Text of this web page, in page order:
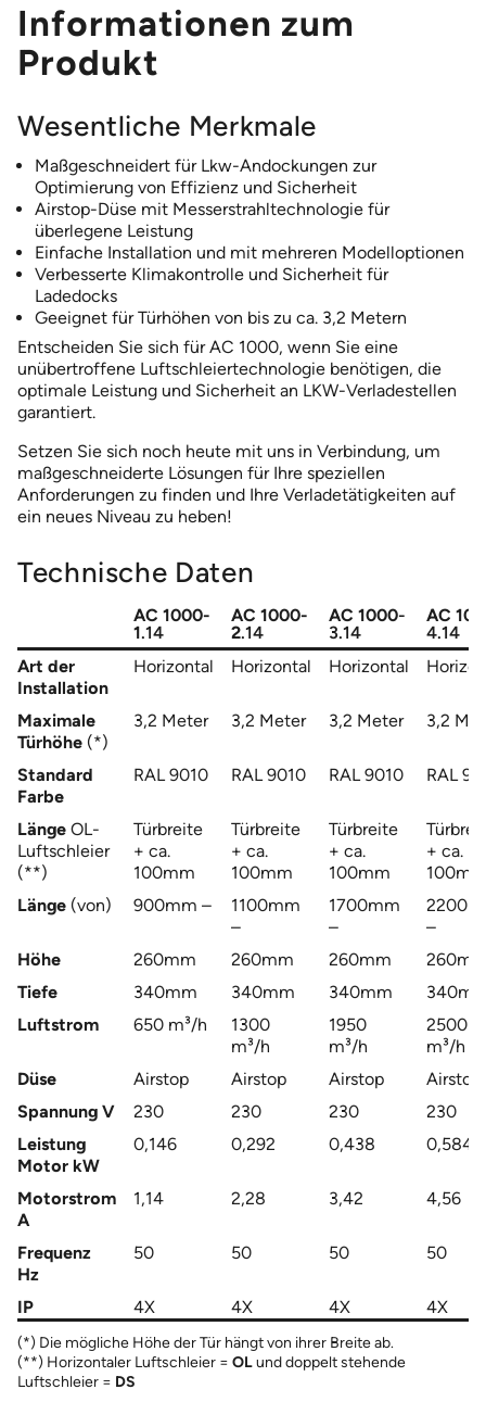
Informationen zum
Produkt
Wesentliche Merkmale
Maßgeschneidert für Lkw-Andockungen zur
Optimierung von Effizienz und Sicherheit
Airstop-Düse mit Messerstrahltechnologie für
überlegene Leistung
Einfache Installation und mit mehreren Modelloptionen
Verbesserte Klimakontrolle und Sicherheit für
Ladedocks
Geeignet für Türhöhen von bis zu ca. 3,2 Metern
Entscheiden Sie sich für AC 1000, wenn Sie eine
unübertroffene Luftschleiertechnologie benötigen, die
optimale Leistung und Sicherheit an LKW-Verladestellen
garantiert.
Setzen Sie sich noch heute mit uns in Verbindung, um
maßgeschneiderte Lösungen für Ihre speziellen
Anforderungen zu finden und Ihre Verladetätigkeiten auf
ein neues Niveau zu heben!
Technische Daten
AC 1000-
1.14
AC 1000-
2.14
AC 1000-
3.14
AC
4.14
Art der
Installation
Horizontal Horizontal Horizontal
Maximale
Türhöhe (*)
3,2 Meter 3,2 Meter 3,2 Meter 3,2
Standard
Farbe
RAL 9010 RAL 9010 RAL 9010 RAL
Länge OL-
Luftschleier
(**)
Türbreite
+ ca.
100mm
Türbreite
+ ca.
100mm
Türbreite
+ ca.
100mm
+ ca.
Länge (von) 900mm –
1100mm
–
1700mm
–
–
Höhe
260mm 260mm 260mm
Tiefe
340mm 340mm 340mm
Luftstrom
650 m³/h
1300
m³/h
1950
m³/h
2500
m³/h
Düse
Airstop Airstop Airstop
Airstop
Spannung V
230 230 230
230
Leistung
Motor kW
0,146 0,292 0,438 0,584
Motorstrom
A
1,14 2,28 3,42 4,56
Frequenz
Hz
50 50 50 50
IP 4X 4X 4X 4X
(*) Die mögliche Höhe der Tür hängt von ihrer Breite ab.
(**) Horizontaler Luftschleier = OLund doppelt stehende
Luftschleier = DS